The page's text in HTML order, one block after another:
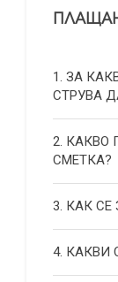
1. ЗА
СТРУВА
2. КАКВО
СМЕТКА?
3. КАК СЕ
4. КАКВИ